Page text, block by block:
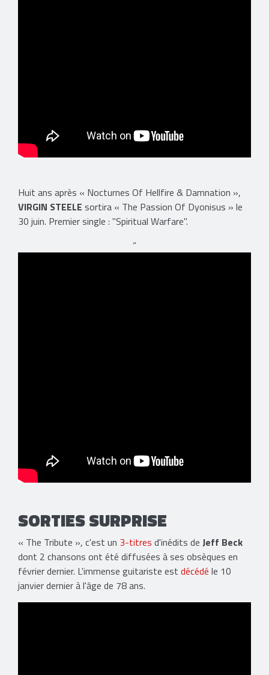
Huit ans après « Nocturnes Of Hellfire & Damnation »,
VIRGIN STEELE sortira « The Passion Of Dyonisus » le
30 juin. Premier single : "Spiritual Warfare".
“
SORTIES SURPRISE
« The Tribute », c'est un 3-titres d'inédits de Jeff Beck
dont 2 chansons ont été diffusées à ses obsèques en
février dernier. L'immense guitariste est décédé le 10
janvier dernier à l'âge de 78 ans.